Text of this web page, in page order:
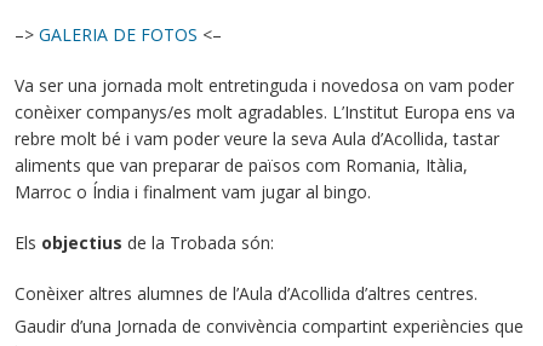
–> GALERIA DE FOTOS <–
Va ser una jornada molt entretinguda i novedosa on vam poder
conèixer companys/es molt agradables. L’Institut Europa ens va
rebre molt bé i vam poder veure la seva Aula d’Acollida, tastar
aliments que van preparar de països com Romania, Itàlia,
Marroc o Índia i finalment vam jugar al bingo.
Els objectius de la Trobada són:
Conèixer altres alumnes de l’Aula d’Acollida d’altres centres.
Gaudir d’una Jornada de convivència compartint experiències que